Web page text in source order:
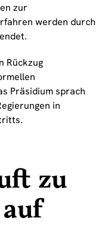
zur
werden durch
Rückzug
Präsidium sprach
in
zu